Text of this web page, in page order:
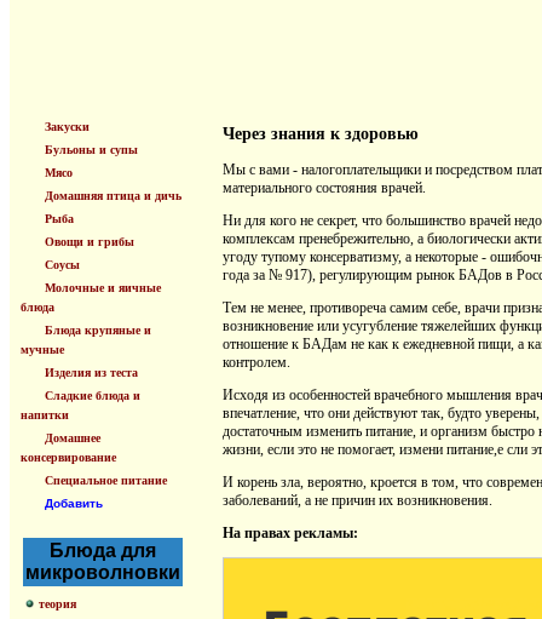
Закуски
Бульоны и супы
Мясо
Домашняя птица и дичь
Рыба
Овощи и грибы
Соусы
Молочные и яичные
блюда
Блюда крупяные и
мучные
Изделия из теста
Сладкие блюда и
напитки
Домашнее
консервирование
Специальное питание
Добавить
Блюда для
микроволновки
теория
Через знания к здоровью
Мы с вами - налогоплательщики и посредством
материального состояния врачей.
Ни для кого не секрет, что большинство врачей
комплексам пренебрежительно, а биологически
угоду тупому консерватизму, а некоторые -
года за № 917), регулирующим рынок БАДов в
Тем не менее, противореча самим себе, врачи
возникновение или усугубление тяжелейших
отношение к БАДам не как к ежедневной пищи, а
контролем.
Исходя из особенностей врачебного мышления
впечатление, что они действуют так, будто
достаточным изменить питание, и организм
жизни, если это не помогает, измени питание,е сли
И корень зла, вероятно, кроется в том, что
заболеваний, а не причин их возникновения.
На правах рекламы: